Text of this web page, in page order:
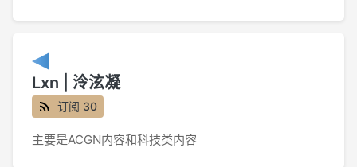
Lxn | 泠泫凝
订阅 30
主要是ACGN内容和科技类内容